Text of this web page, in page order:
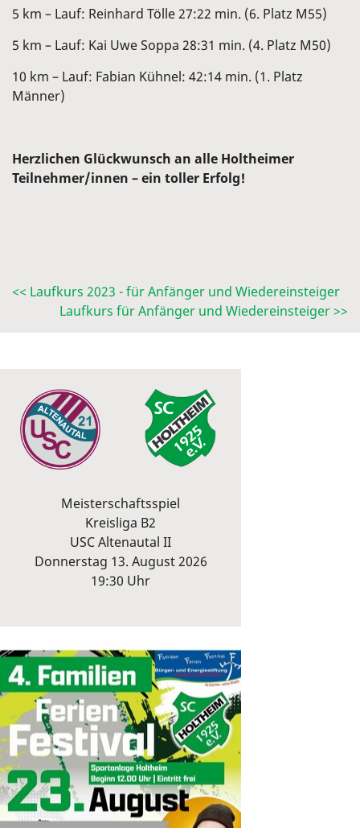
5 km – Lauf: Reinhard Tölle 27:22 min. (6. Platz M55)
5 km – Lauf: Kai Uwe Soppa 28:31 min. (4. Platz M50)
10 km – Lauf: Fabian Kühnel: 42:14 min. (1. Platz
Männer)
Herzlichen Glückwunsch an alle Holtheimer
Teilnehmer/innen – ein toller Erfolg!
<< Laufkurs 2023 - für Anfänger und Wiedereinsteiger
Laufkurs für Anfänger und Wiedereinsteiger >>
Meisterschaftsspiel
Kreisliga B2
USC Altenautal II
Donnerstag 13. August 2026
19:30 Uhr